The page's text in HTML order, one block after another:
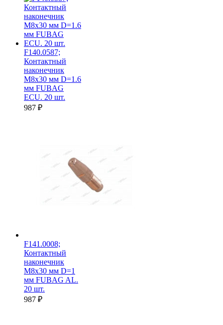
F140.0587;
Контактный
наконечник
M8х30 мм D=1.6
мм FUBAG
ECU. 20 шт.
987 ₽
F141.0008;
Контактный
наконечник
M8х30 мм D=1
мм FUBAG AL.
20 шт.
987 ₽